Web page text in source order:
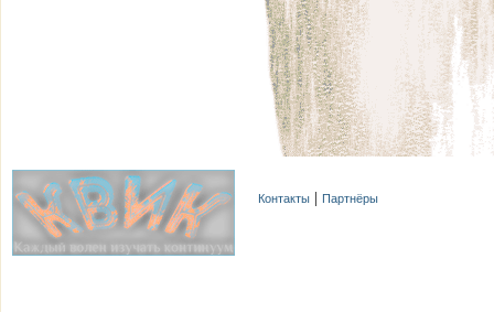
Контакты Партнёры